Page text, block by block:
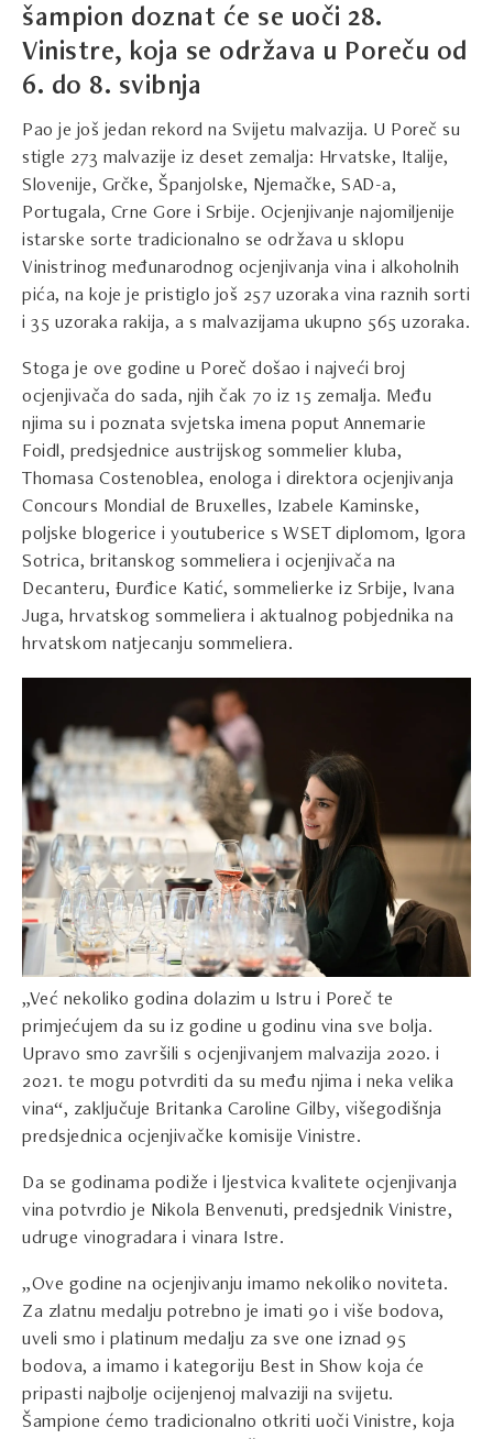
šampion doznat će se uoči 28.
Vinistre, koja se održava u Poreču od
6. do 8. svibnja
Pao je još jedan rekord na Svijetu malvazija. U Poreč su
stigle 273 malvazije iz deset zemalja: Hrvatske, Italije,
Slovenije, Grčke, Španjolske, Njemačke, SAD-a,
Portugala, Crne Gore i Srbije. Ocjenjivanje najomiljenije
istarske sorte tradicionalno se održava u sklopu
Vinistrinog međunarodnog ocjenjivanja vina i alkoholnih
pića, na koje je pristiglo još 257 uzoraka vina raznih sorti
i 35 uzoraka rakija, a s malvazijama ukupno 565 uzoraka.
Stoga je ove godine u Poreč došao i najveći broj
ocjenjivača do sada, njih čak 70 iz 15 zemalja. Među
njima su i poznata svjetska imena poput Annemarie
Foidl, predsjednice austrijskog sommelier kluba,
Thomasa Costenoblea, enologa i direktora ocjenjivanja
Concours Mondial de Bruxelles, Izabele Kaminske,
poljske blogerice i youtuberice s WSET diplomom, Igora
Sotrica, britanskog sommeliera i ocjenjivača na
Decanteru, Đurđice Katić, sommelierke iz Srbije, Ivana
Juga, hrvatskog sommeliera i aktualnog pobjednika na
hrvatskom natjecanju sommeliera.
„Već nekoliko godina dolazim u Istru i Poreč te
primjećujem da su iz godine u godinu vina sve bolja.
Upravo smo završili s ocjenjivanjem malvazija 2020. i
2021. te mogu potvrditi da su među njima i neka velika
vina“, zaključuje Britanka Caroline Gilby, višegodišnja
predsjednica ocjenjivačke komisije Vinistre.
Da se godinama podiže i ljestvica kvalitete ocjenjivanja
vina potvrdio je Nikola Benvenuti, predsjednik Vinistre,
udruge vinogradara i vinara Istre.
„Ove godine na ocjenjivanju imamo nekoliko noviteta.
Za zlatnu medalju potrebno je imati 90 i više bodova,
uveli smo i platinum medalju za sve one iznad 95
bodova, a imamo i kategoriju Best in Show koja će
pripasti najbolje ocijenjenoj malvaziji na svijetu.
Šampione ćemo tradicionalno otkriti uoči Vinistre, koja